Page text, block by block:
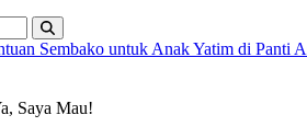
Sembako untuk Anak Yatim di Panti
Saya Mau!